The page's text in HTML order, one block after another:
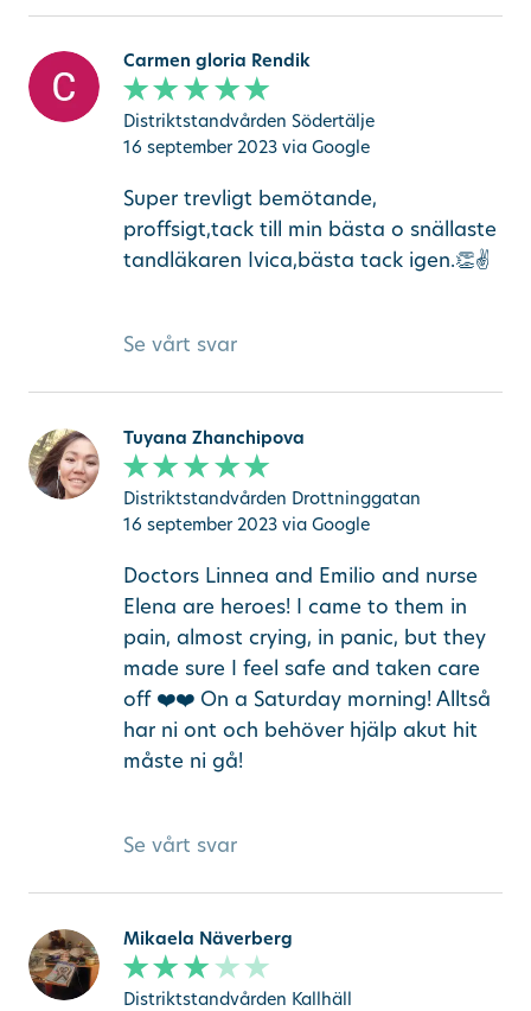
Carmen gloria Rendik
Distriktstandvården Södertälje
16 september 2023 via Google
Super trevligt bemötande,
proffsigt,tack till min bästa o snällaste
tandläkaren Ivica,bästa tack igen.👏✌️
Se vårt svar
Tuyana Zhanchipova
Distriktstandvården Drottninggatan
16 september 2023 via Google
Doctors Linnea and Emilio and nurse
Elena are heroes! I came to them in
pain, almost crying, in panic, but they
made sure I feel safe and taken care
off ❤️❤️ On a Saturday morning! Alltså
har ni ont och behöver hjälp akut hit
måste ni gå!
Se vårt svar
Mikaela Näverberg
Distriktstandvården Kallhäll